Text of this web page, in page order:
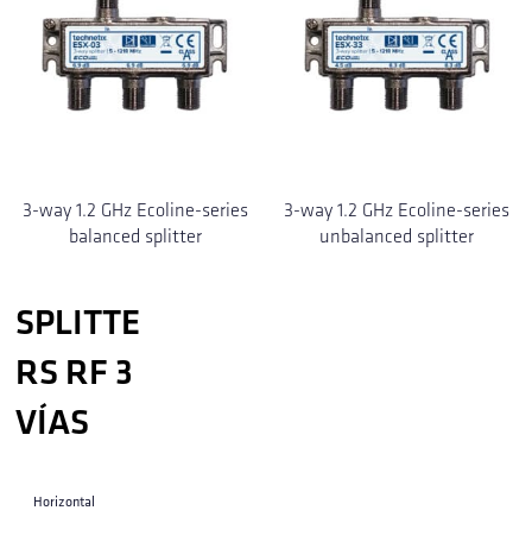
3-way 1.2 GHz Ecoline-series
balanced splitter
3-way 1.2 GHz Ecoline-series
unbalanced splitter
SPLITTE
RS RF 3
VÍAS
Horizontal